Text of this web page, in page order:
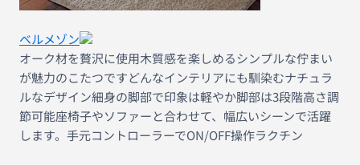
ベルメゾン
オーク材を贅沢に使用木質感を楽しめるシンプルな佇まい
が魅力のこたつですどんなインテリアにも馴染むナチュラ
ルなデザイン細身の脚部で印象は軽やか脚部は3段階高さ調
節可能座椅子やソファーと合わせて、幅広いシーンで活躍
します。手元コントローラーでON/OFF操作ラクチン